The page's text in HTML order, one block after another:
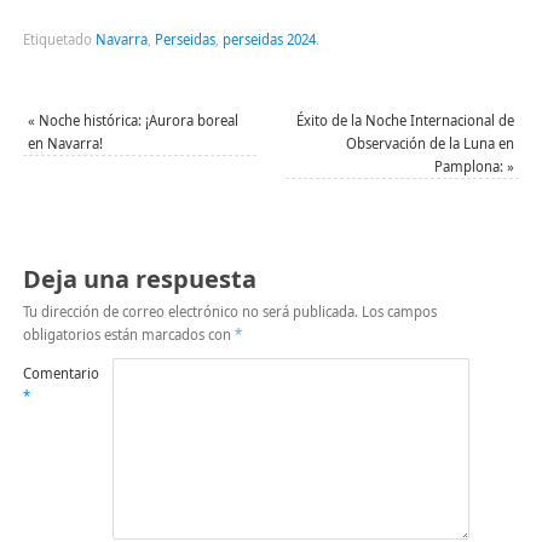
Facebook
(Se
ventana
nueva)
Twitter
(Se
ventana
nueva)
enlace
por
un
amigo
abre
abre
en
Etiquetado Navarra, Perseidas, perseidas 2024.
« Noche histórica: ¡Aurora boreal
en Navarra!
Éxito de la Noche Internacional de
Observación de la Luna en
Pamplona:»
Deja una respuesta
Tu dirección de correo electrónico no será publicada. Los campos
obligatorios están marcados con *
Comentario
*